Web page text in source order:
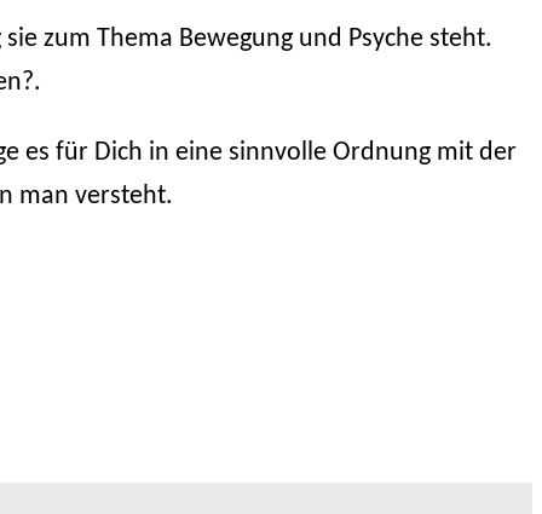
zum Thema Bewegung und Psyche steht.
es für Dich in eine sinnvolle Ordnung mit der
man versteht.